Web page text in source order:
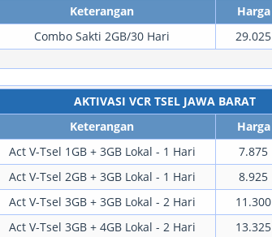
Keterangan Harga
Combo Sakti 2GB/30 Hari 29.025
AKTIVASI VCR TSEL JAWA BARAT
Keterangan Harga
Act V-Tsel 1GB + 3GB Lokal - 1 Hari 7.875
Act V-Tsel 2GB + 3GB Lokal - 1 Hari 8.925
Act V-Tsel 3GB + 3GB Lokal - 2 Hari 11.300
Act V-Tsel 3GB + 4GB Lokal - 2 Hari 13.325